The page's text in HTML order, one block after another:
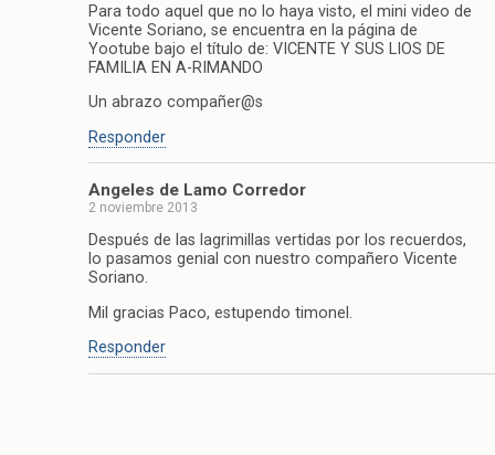
Para todo aquel que no lo haya visto, el mini video de
Vicente Soriano, se encuentra en la página de
Yootube bajo el título de: VICENTE Y SUS LIOS DE
FAMILIA EN A-RIMANDO
Un abrazo compañer@s
Responder
Angeles de Lamo Corredor
2 noviembre 2013
Después de las lagrimillas vertidas por los recuerdos,
lo pasamos genial con nuestro compañero Vicente
Soriano.
Mil gracias Paco, estupendo timonel.
Responder